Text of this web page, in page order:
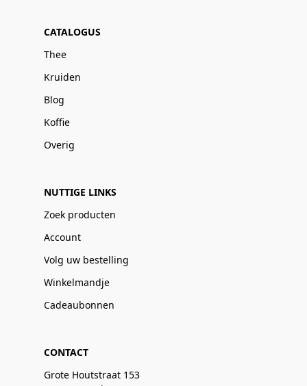
CATALOGUS
Thee
Kruiden
Blog
Koffie
Overig
NUTTIGE LINKS
Zoek producten
Account
Volg uw bestelling
Winkelmandje
Cadeaubonnen
CONTACT
Grote Houtstraat 153